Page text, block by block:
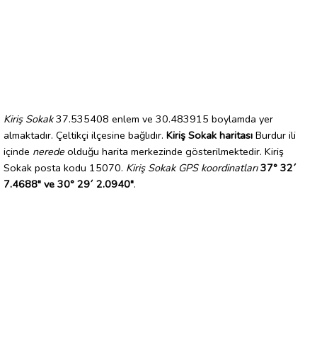
Kiriş Sokak37.535408 enlem ve 30.483915 boylamda yer
almaktadır. Çeltikçi ilçesine bağlıdır. Kiriş Sokak haritası Burdur ili
içinde nerede olduğu harita merkezinde gösterilmektedir. Kiriş
Sokak posta kodu 15070. Kiriş Sokak GPS koordinatları 37° 32´
7.4688" ve 30° 29´ 2.0940".